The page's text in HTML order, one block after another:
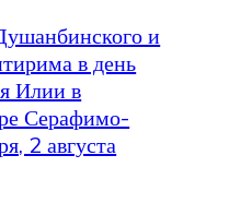
и
в день
Илии в
Серафимо-
2 августа